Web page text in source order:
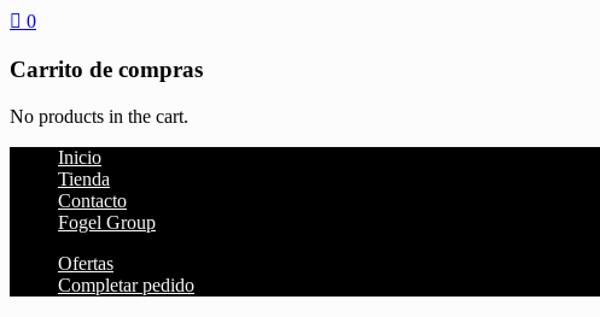
0
Carrito de compras
No products in the cart.
Inicio
Tienda
Contacto
Fogel Group
Ofertas
Completar pedido